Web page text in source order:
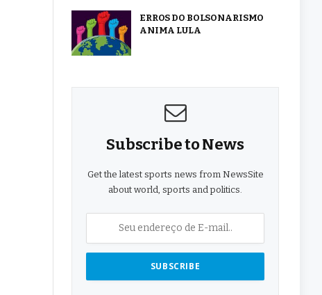
ERROS DO BOLSONARISMO
ANIMA LULA
Subscribe to News
Get the latest sports news from NewsSite
about world, sports and politics.